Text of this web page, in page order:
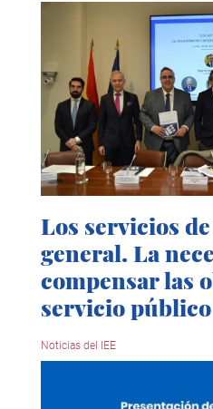
Los servicios
general. La
compensar las
servicio público
Noticias del IEE